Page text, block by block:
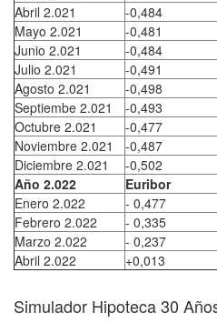
Abril 2.021
-0,484
Mayo 2.021
-0,481
Junio 2.021
-0,484
Julio 2.021
-0,491
Agosto 2.021
-0,498
Septiembe 2.021
-0,493
Octubre 2.021
-0,477
Noviembre 2.021
-0,487
Diciembre 2.021
-0,502
Año 2.022
Euribor
Enero 2.022
- 0,477
Febrero 2.022
- 0,335
Marzo 2.022
- 0,237
Abril 2.022
+0,013
Simulador Hipoteca 30